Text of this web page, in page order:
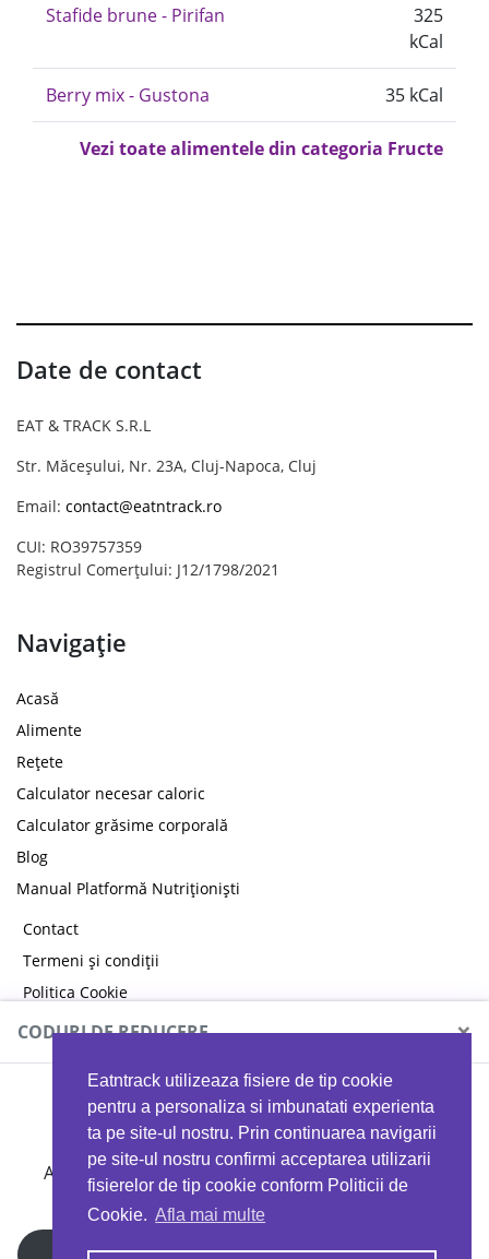
Eatntrack utilizeaza fisiere de tip cookie
pentru a personaliza si imbunatati experienta
ta pe site-ul nostru. Prin continuarea navigarii
pe site-ul nostru confirmi acceptarea utilizarii
fisierelor de tip cookie conform Politicii de
Cookie. Afla mai multe
Stafide brune - Pirifan
325
kCal
Berry mix - Gustona 35 kCal
Vezi toate alimentele din categoria Fructe
Date de contact
EAT & TRACK S.R.L
Str. Măceșului, Nr. 23A, Cluj-Napoca, Cluj
Email: contact@eatntrack.ro
CUI: RO39757359
Registrul Comerțului: J12/1798/2021
Navigație
Acasă
Alimente
Rețete
Calculator necesar caloric
Calculator grăsime corporală
Blog
Manual Platformă Nutriționiști
Contact
Termeni și condiții
Politica Cookie
Politica de confidențialitate
CODURI DE REDUCERE ×
MYPROTEIN
Ai 40%reducere la orice comandă folosind codul
EATTRACK